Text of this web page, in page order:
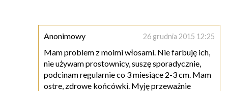
Anonimowy 26 grudnia 2015 12:25
Mam problem z moimi włosami. Nie farbuję ich,
nie używam prostownicy, suszę sporadycznie,
podcinam regularnie co 3 miesiące 2-3 cm. Mam
ostre, zdrowe końcówki. Myję przeważnie